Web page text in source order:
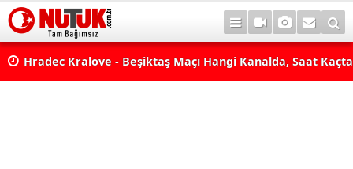
Hradec Kralove - Beşiktaş Maçı Hangi Kanalda, Saat